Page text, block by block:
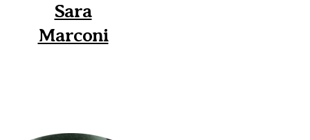
Sara
Marconi